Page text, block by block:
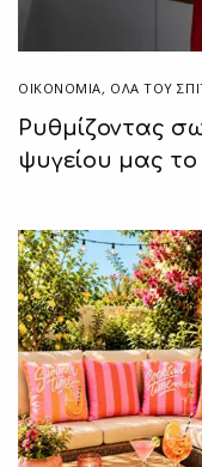
ΟΙΚΟΝΟΜΙΑ, ΌΛΑ ΤΟΥ
Ρυθμίζοντας
ψυγείου μας το